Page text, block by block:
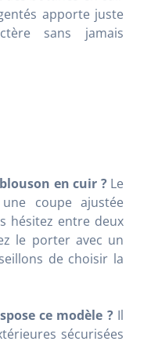
apporte juste
sans jamais
en cuir ?Le
coupe ajustée
hésitez entre deux
le porter avec un
de choisir la
ce modèle ?Il
sécurisées